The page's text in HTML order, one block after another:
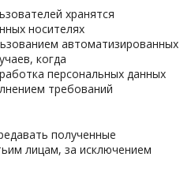
хранятся
носителях
автоматизированных
когда
персональных данных
требований
полученные
лицам, за исключением